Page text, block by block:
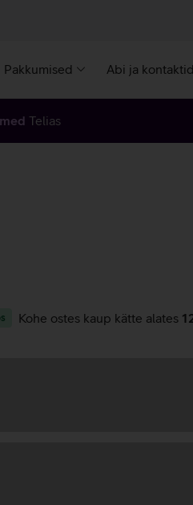
Pakkumised Abi ja kontaktid
Telias
Kohe ostes kaup kätte alates